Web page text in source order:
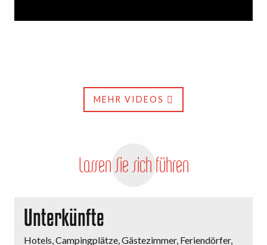
MEHR VIDEOS
Lassen Sie sich führen
Unterkünfte
Hotels, Campingplätze, Gästezimmer, Feriendörfer,